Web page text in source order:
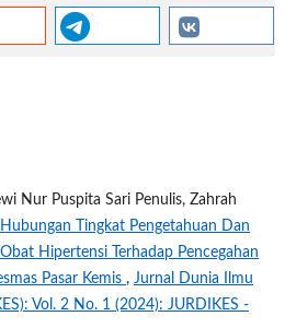
Nur Puspita Sari Penulis, Zahrah
Hubungan Tingkat Pengetahuan Dan
Hipertensi Terhadap Pencegahan
Pasar Kemis , Jurnal Dunia Ilmu
Vol. 2 No. 1 (2024): JURDIKES -